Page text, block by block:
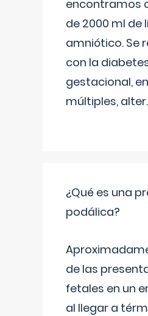
encontramos
de 2000 ml de
amniótico. Se
con la
gestacional,
múltiples, alter
¿Qué es una
podálica?
de las
fetales en un
al llegar a